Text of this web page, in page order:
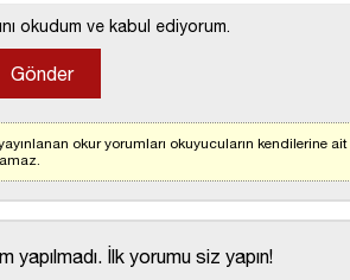
okudum ve kabul ediyorum.
okur yorumları okuyucuların kendilerine
yapılmadı. İlk yorumu siz yapın!